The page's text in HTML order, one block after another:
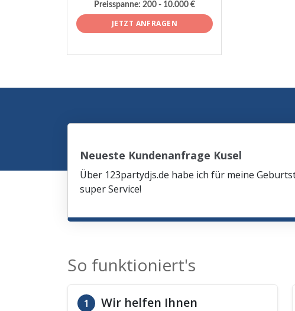
Preisspanne: 200 - 10.000 €
JETZT ANFRAGEN
Neueste Kundenanfrage Kusel
Über 123partydjs.de habe ich für meine
super Service!
So funktioniert's
1 Wir helfen Ihnen